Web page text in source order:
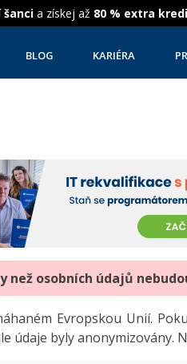
šanci a získej až 80 % extra
BLOG KARIÉRA
osobních údajů
Evropskou Unií.
údaje byly anonymizovány.